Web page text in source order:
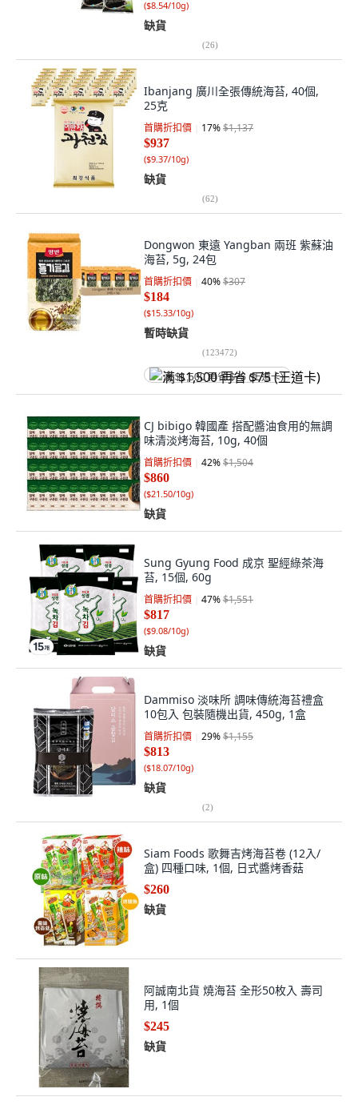
($8.54/10g)
缺貨
(26)
Ibanjang 廣川全張傳統海苔, 40個,
25克
首購折扣價 17%$1,137
$937
($9.37/10g)
缺貨
(62)
Dongwon 東遠 Yangban 兩班 紫蘇油
海苔, 5g, 24包
首購折扣價 40%$307
$184
($15.33/10g)
暫時缺貨
(123472)
满 $1,500 再省 $75 (王道卡)
CJ bibigo 韓國產 搭配醬油食用的無調
味清淡烤海苔, 10g, 40個
首購折扣價 42%$1,504
$860
($21.50/10g)
缺貨
Sung Gyung Food 成京 聖經綠茶海
苔, 15個, 60g
首購折扣價 47%$1,551
$817
($9.08/10g)
缺貨
Dammiso 淡味所 調味傳統海苔禮盒
10包入 包裝隨機出貨, 450g, 1盒
首購折扣價 29%$1,155
$813
($18.07/10g)
缺貨
(2)
Siam Foods 歌舞吉烤海苔卷 (12入/
盒) 四種口味, 1個, 日式醬烤香菇
$260
缺貨
阿誠南北貨 燒海苔 全形50枚入 壽司
用, 1個
$245
缺貨